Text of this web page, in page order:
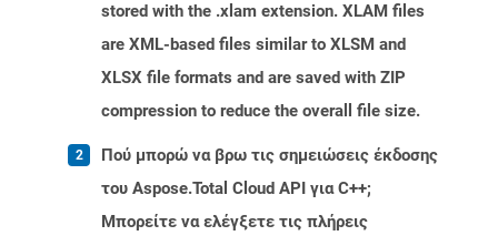
stored with the .xlam extension. XLAM files
are XML-based files similar to XLSM and
XLSX file formats and are saved with ZIP
compression to reduce the overall file size.
Πού μπορώ να βρω τις σημειώσεις έκδοσης
του Aspose.Total Cloud API για C++;
Μπορείτε να ελέγξετε τις πλήρεις